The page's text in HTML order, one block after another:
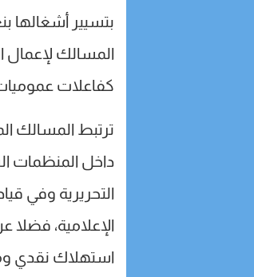
بتسيير أشغالها
المسالك لإعمال
كفاعلات
ترتبط المسالك
داخل المنظمات
التحريرية وفي
الإعلامية، فضلا
استهلاك نقدي